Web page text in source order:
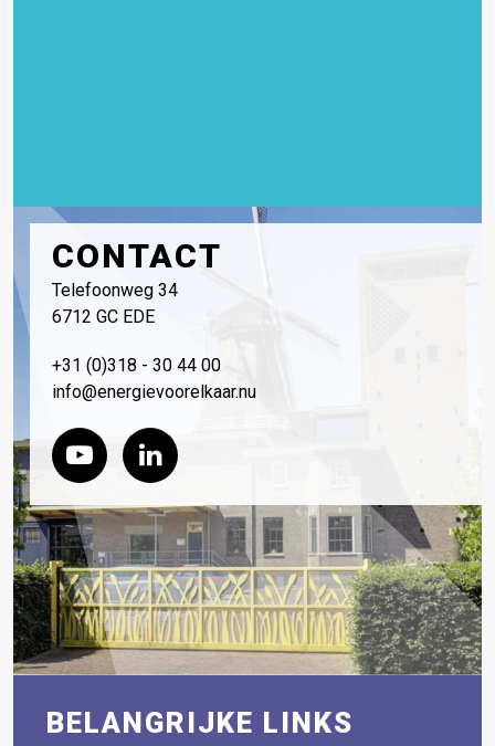
CONTACT
Telefoonweg 34
6712 GC EDE
+31 (0)318 - 30 44 00
info@energievoorelkaar.nu
BELANGRIJKE LINKS